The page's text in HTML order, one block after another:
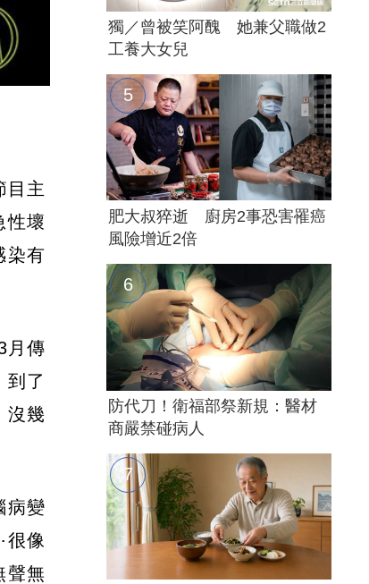
目主
性壞
染有
月傳
了
沒幾
病變
很像
聲無
獨／曾被笑阿醜 她兼父職做2
工養大女兒
肥大叔猝逝 廚房2事恐害罹癌
風險增近2倍
防代刀！衛福部祭新規：醫材
商嚴禁碰病人